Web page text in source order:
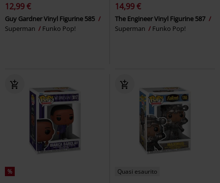
12,99 €
Guy Gardner Vinyl Figurine 585
Superman
Funko Pop!
14,99 €
The Engineer Vinyl Figurine 587
Superman
Funko Pop!
% Quasi esaurito